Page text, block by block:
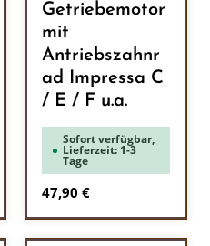
Getriebemotor
mit
Antriebszahnr
ad Impressa C
/ E / F u.a.
Sofort verfügbar,
Lieferzeit: 1-3
Tage
Regulärer Preis:
47,90 €